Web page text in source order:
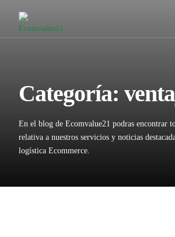
Categoría:
En el blog de Ecomvalue21 podras encontrar
relativa a nuestros servicios y noticias
logística Ecommerce.
Valor añadido
Clientes